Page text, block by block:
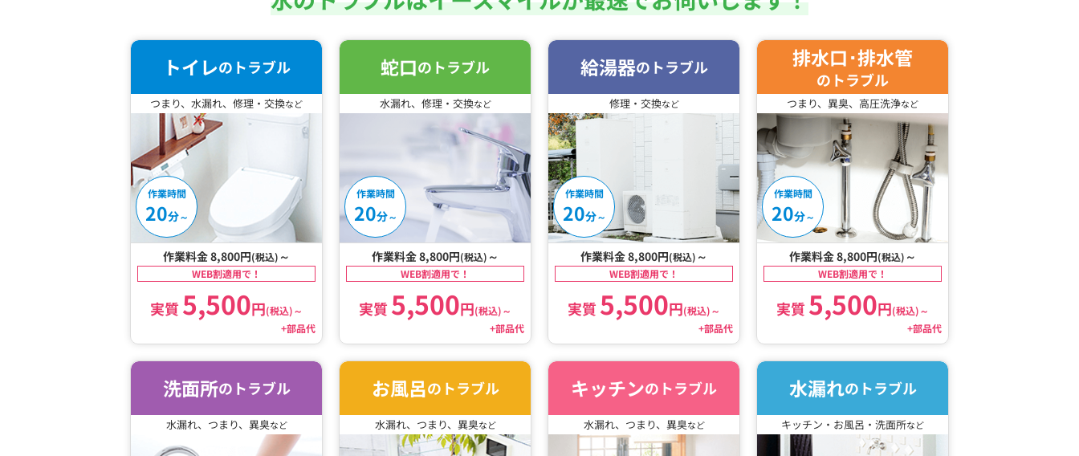
トイレのトラブル
つまり、水漏れ、修理・交換など
作業時間
20分～
作業料金 8,800円(税込) ～
WEB割適用で！
実質 5,500円(税込)～
+部品代
蛇口のトラブル
水漏れ、修理・交換など
作業時間
20分～
作業料金 8,800円(税込) ～
WEB割適用で！
実質 5,500円(税込)～
+部品代
給湯器のトラブル
修理・交換など
作業時間
20分～
作業料金 8,800円(税込) ～
WEB割適用で！
実質 5,500円(税込)～
+部品代
排水口･排水管
のトラブル
つまり、異臭、高圧洗浄など
作業時間
20分～
作業料金 8,800円(税込) ～
WEB割適用で！
実質 5,500円(税込)～
+部品代
洗面所のトラブル
水漏れ、つまり、異臭など
お風呂のトラブル
水漏れ、つまり、異臭など
キッチンのトラブル
水漏れ、つまり、異臭など
水漏れのトラブル
キッチン・お風呂・洗面所など